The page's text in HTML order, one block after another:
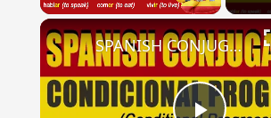
SPANISH CONJUGATIONS: Conditional Progressive (Condicional Progresivo)